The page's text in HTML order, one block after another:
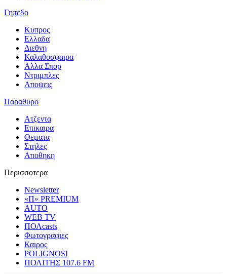
Γηπεδο
Κυπρος
Ελλαδα
Διεθνη
Καλαθοσφαιρα
Αλλα Σπορ
Ντριμπλες
Αποψεις
Παραθυρο
Ατζεντα
Επικαιρα
Θεματα
Στηλες
Αποθηκη
Περισσοτερα
Newsletter
«Π» PREMIUM
AUTO
WEB TV
ΠΟΛcasts
Φωτογραφιες
Καιρος
POLIGNOSI
ΠΟΛΙΤΗΣ 107.6 FM